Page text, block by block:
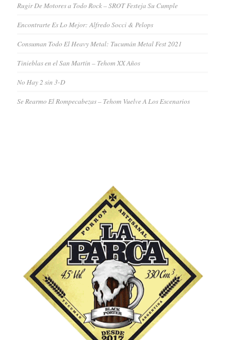
Rugir De Motores a Todo Rock – SROT Festeja Su Cumple
Encontrarte Es Lo Mejor: Alfredo Socci & Pelops
Consuman Todo El Heavy Metal: Tucumán Metal Fest 2021
Tinieblas en el San Martín – Tehom XX Años
No Hay 2 sin 3-D
Se Rearmo El Rompecabezas – Tehom Vuelve A Los Escenarios